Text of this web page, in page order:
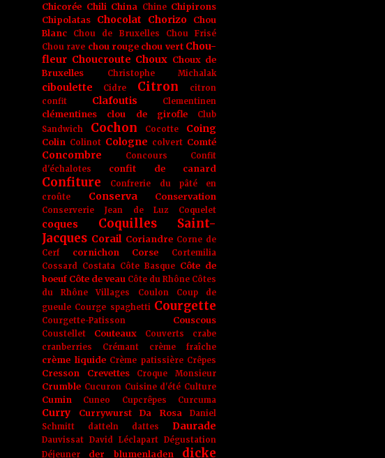
Chicorée Chili China Chine Chipirons
Chipolatas
Chocolat Chorizo
Chou
Blanc
Chou de Bruxelles
Chou Frisé
Chou rave chou rouge chou vert Chou-
fleur Choucroute Choux Choux de
Bruxelles
Christophe Michalak
ciboulette Cidre Citron
citron
confit
Clafoutis Clementinen
clémentines clou de girofle
Club
Sandwich
Cochon Cocotte Coing
Colin Colinot Cologne colvert Comté
Concombre Concours
Confit
d'échalotes
confit de canard
Confiture
Confrerie du pâté en
croûte
Conserva Conservation
Conserverie Jean de Luz Coquelet
coques
Coquilles Saint-
Jacques Corail Coriandre Corne de
Cerf
cornichon Corse
Cortemilia
Cossard Costata Côte Basque Côte de
boeuf Côte de veau Côte du Rhône Côtes
du Rhône Villages
Coulon
Coup de
gueule Courge spaghetti Courgette
Courgette-Patisson Couscous
Coustellet Couteaux Couverts
crabe
cranberries
Crémant crème fraîche
crème liquide Crème patissière Crêpes
Cresson Crevettes Croque Monsieur
Crumble Cucuron Cuisine d'été Culture
Cumin Cuneo Cupcrêpes Curcuma
Curry Currywurst Da Rosa
Daniel
Schmitt
datteln dattes Daurade
Dauvissat David Léclapart Dégustation
Déjeuner
der blumenladen dicke